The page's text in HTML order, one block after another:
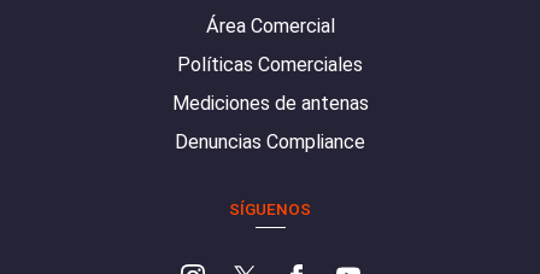
Área Comercial
Políticas Comerciales
Mediciones de antenas
Denuncias Compliance
SÍGUENOS